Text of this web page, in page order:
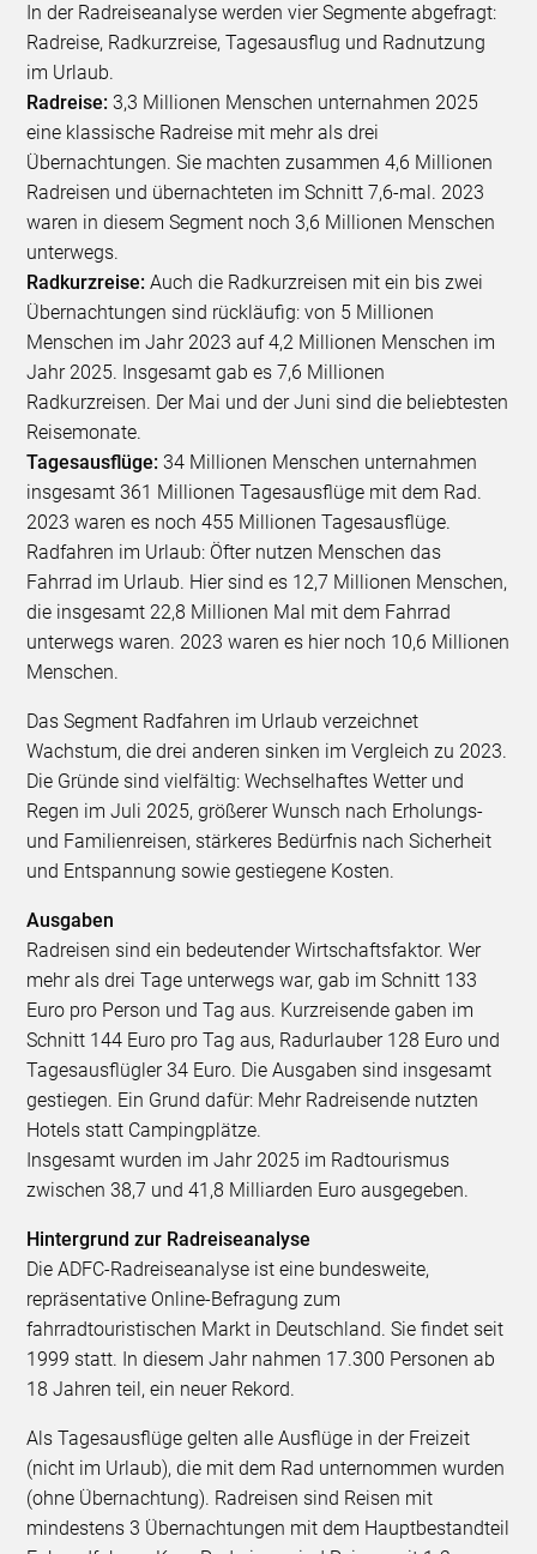
In der Radreiseanalyse werden vier Segmente abgefragt:
Radreise, Radkurzreise, Tagesausflug und Radnutzung
im Urlaub.
Radreise: 3,3 Millionen Menschen unternahmen 2025
eine klassische Radreise mit mehr als drei
Übernachtungen. Sie machten zusammen 4,6 Millionen
Radreisen und übernachteten im Schnitt 7,6-mal. 2023
waren in diesem Segment noch 3,6 Millionen Menschen
unterwegs.
Radkurzreise:Auch die Radkurzreisen mit ein bis zwei
Übernachtungen sind rückläufig: von 5 Millionen
Menschen im Jahr 2023 auf 4,2 Millionen Menschen im
Jahr 2025. Insgesamt gab es 7,6 Millionen
Radkurzreisen. Der Mai und der Juni sind die beliebtesten
Reisemonate.
Tagesausflüge: 34 Millionen Menschen unternahmen
insgesamt 361 Millionen Tagesausflüge mit dem Rad.
2023 waren es noch 455 Millionen Tagesausflüge.
Radfahren im Urlaub: Öfter nutzen Menschen das
Fahrrad im Urlaub. Hier sind es 12,7 Millionen Menschen,
die insgesamt 22,8 Millionen Mal mit dem Fahrrad
unterwegs waren. 2023 waren es hier noch 10,6 Millionen
Menschen.
Das Segment Radfahren im Urlaub verzeichnet
Wachstum, die drei anderen sinken im Vergleich zu 2023.
Die Gründe sind vielfältig: Wechselhaftes Wetter und
Regen im Juli 2025, größerer Wunsch nach Erholungs-
und Familienreisen, stärkeres Bedürfnis nach Sicherheit
und Entspannung sowie gestiegene Kosten.
Ausgaben
Radreisen sind ein bedeutender Wirtschaftsfaktor. Wer
mehr als drei Tage unterwegs war, gab im Schnitt 133
Euro pro Person und Tag aus. Kurzreisende gaben im
Schnitt 144 Euro pro Tag aus, Radurlauber 128 Euro und
Tagesausflügler 34 Euro. Die Ausgaben sind insgesamt
gestiegen. Ein Grund dafür: Mehr Radreisende nutzten
Hotels statt Campingplätze.
Insgesamt wurden im Jahr 2025 im Radtourismus
zwischen 38,7 und 41,8 Milliarden Euro ausgegeben.
Hintergrund zur Radreiseanalyse
Die ADFC-Radreiseanalyse ist eine bundesweite,
repräsentative Online-Befragung zum
fahrradtouristischen Markt in Deutschland. Sie findet seit
1999 statt. In diesem Jahr nahmen 17.300 Personen ab
18 Jahren teil, ein neuer Rekord.
Als Tagesausflüge gelten alle Ausflüge in der Freizeit
(nicht im Urlaub), die mit dem Rad unternommen wurden
(ohne Übernachtung). Radreisen sind Reisen mit
mindestens 3 Übernachtungen mit dem Hauptbestandteil